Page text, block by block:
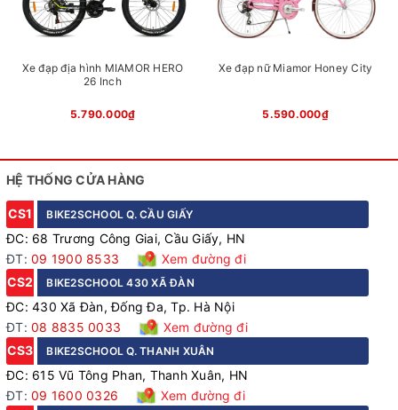
Càng thép cường lực
Bộ đề đỉnh cao SHIMANO 14 Tốc Độ
bàn cãi, Life RX50 sẽ đưa bạn "phóng" từ điểm A đến điểm
B không chỉ nhanh như "tia chớp" mà còn mượt mà như
"luồng gió". Thử thách mọi địa hình với "bộ não" cơ khí
tinh vi này, bạn sẽ không bao giờ muốn rời khỏi yên xe.
Xe đạp địa hình MIAMOR HERO
26 Inch
5.790.000₫
Xe đạp nữ Miamor Honey City
5.590.000₫
HỆ THỐNG CỬA HÀNG
CS1 BIKE2SCHOOL Q. CẦU GIẤY
ĐC: 68 Trương Công Giai, Cầu Giấy, HN
ĐT: 09 1900 8533
Xem đường đi
CS2
BIKE2SCHOOL 430 XÃ ĐÀN
ĐC: 430 Xã Đàn, Đống Đa, Tp. Hà Nội
ĐT: 08 8835 0033
Xem đường đi
CS3
BIKE2SCHOOL Q. THANH XUÂN
ĐC: 615 Vũ Tông Phan, Thanh Xuân, HN
ĐT: 09 1600 0326
Xem đường đi